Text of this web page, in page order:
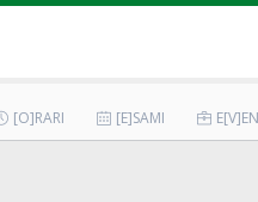
[O]RARI [E]SAMI